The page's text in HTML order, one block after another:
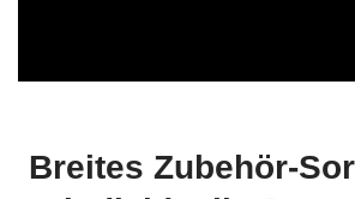
Breites Zubehör-